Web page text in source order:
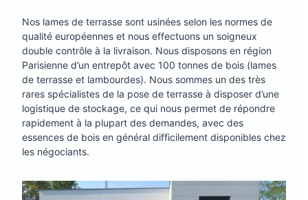
Nos lames de terrasse sont usinées selon les normes de
qualité européennes et nous effectuons un soigneux
double contrôle à la livraison. Nous disposons en région
Parisienne d’un entrepôt avec 100 tonnes de bois (lames
de terrasse et lambourdes). Nous sommes un des très
rares spécialistes de la pose de terrasse à disposer d’une
logistique de stockage, ce qui nous permet de répondre
rapidement à la plupart des demandes, avec des
essences de bois en général difficilement disponibles chez
les négociants.